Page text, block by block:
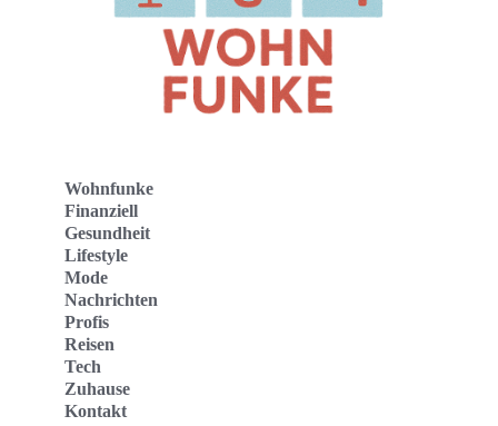
Wohnfunke
Finanziell
Gesundheit
Lifestyle
Mode
Nachrichten
Profis
Reisen
Tech
Zuhause
Kontakt